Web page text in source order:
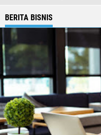
BERITA BISNIS